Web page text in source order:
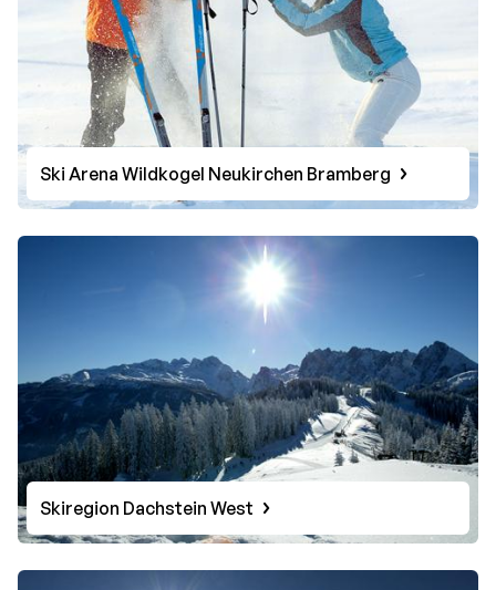
Ski Arena Wildkogel Neukirchen Bramberg
Skiregion Dachstein West